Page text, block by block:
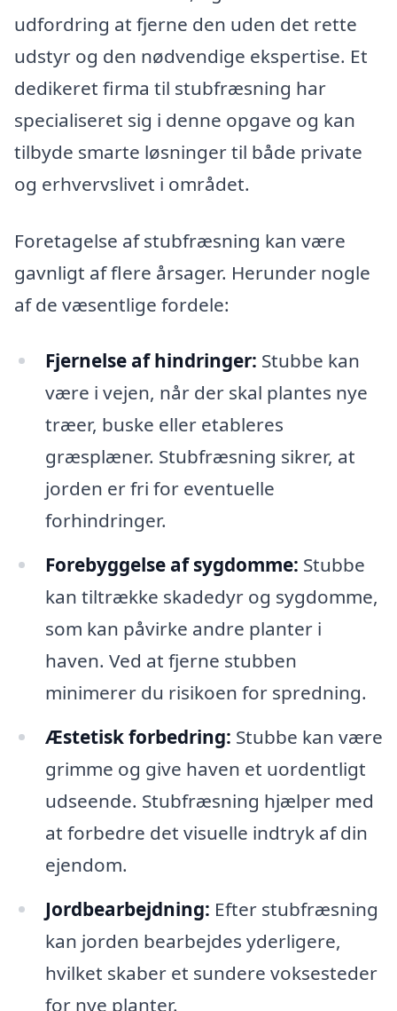
udfordring at fjerne den uden det rette
udstyr og den nødvendige ekspertise. Et
dedikeret firma til stubfræsning har
specialiseret sig i denne opgave og kan
tilbyde smarte løsninger til både private
og erhvervslivet i området.
Foretagelse af stubfræsning kan være
gavnligt af flere årsager. Herunder nogle
af de væsentlige fordele:
Fjernelse af hindringer: Stubbe kan
være i vejen, når der skal plantes nye
træer, buske eller etableres
græsplæner. Stubfræsning sikrer, at
jorden er fri for eventuelle
forhindringer.
Forebyggelse af sygdomme: Stubbe
kan tiltrække skadedyr og sygdomme,
som kan påvirke andre planter i
haven. Ved at fjerne stubben
minimerer du risikoen for spredning.
Æstetisk forbedring: Stubbe kan være
grimme og give haven et uordentligt
udseende. Stubfræsning hjælper med
at forbedre det visuelle indtryk af din
ejendom.
Jordbearbejdning: Efter stubfræsning
kan jorden bearbejdes yderligere,
hvilket skaber et sundere voksesteder
for nye planter.